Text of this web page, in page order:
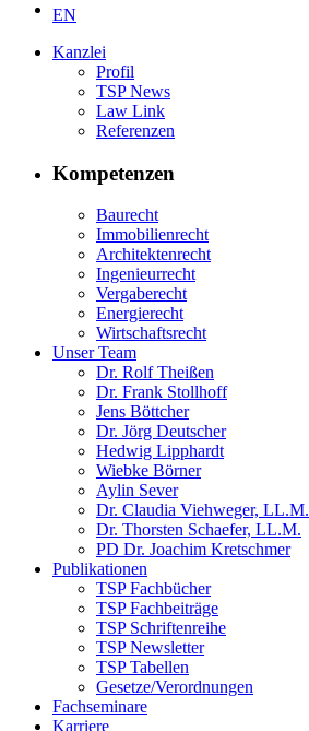
EN
Kanzlei
Profil
TSP News
Law Link
Referenzen
Kompetenzen
Baurecht
Immobilienrecht
Architektenrecht
Ingenieurrecht
Vergaberecht
Energierecht
Wirtschaftsrecht
Unser Team
Dr. Rolf Theißen
Dr. Frank Stollhoff
Jens Böttcher
Dr. Jörg Deutscher
Hedwig Lipphardt
Wiebke Börner
Aylin Sever
Dr. Claudia Viehweger, LL.M.
Dr. Thorsten Schaefer, LL.M.
PD Dr. Joachim Kretschmer
Publikationen
TSP Fachbücher
TSP Fachbeiträge
TSP Schriftenreihe
TSP Newsletter
TSP Tabellen
Gesetze/Verordnungen
Fachseminare
Karriere